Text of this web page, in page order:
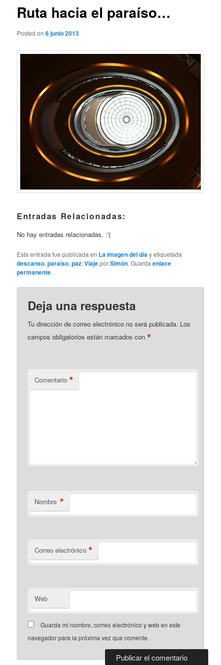
Ruta hacia el paraíso…
Posted on6 junio 2013
Entradas Relacionadas:
No hay entradas relacionadas. :'(
Esta entrada fue publicada en La imagen del díay etiquetada
descanso,paraíso,paz,ViajeporSimón. Guardaenlace
permanente.
Deja una respuesta
Tu dirección de correo electrónico no será publicada. Los
campos obligatorios están marcados con*
Comentario *
Nombre *
Correo electrónico *
Web
Guarda mi nombre, correo electrónico y web en este
navegador para la próxima vez que comente.